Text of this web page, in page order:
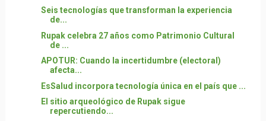
Seis tecnologías que transforman la experiencia
de...
Rupak celebra 27 años como Patrimonio Cultural
de ...
APOTUR: Cuando la incertidumbre (electoral)
afecta...
EsSalud incorpora tecnología única en el país que ...
El sitio arqueológico de Rupak sigue
repercutiendo...